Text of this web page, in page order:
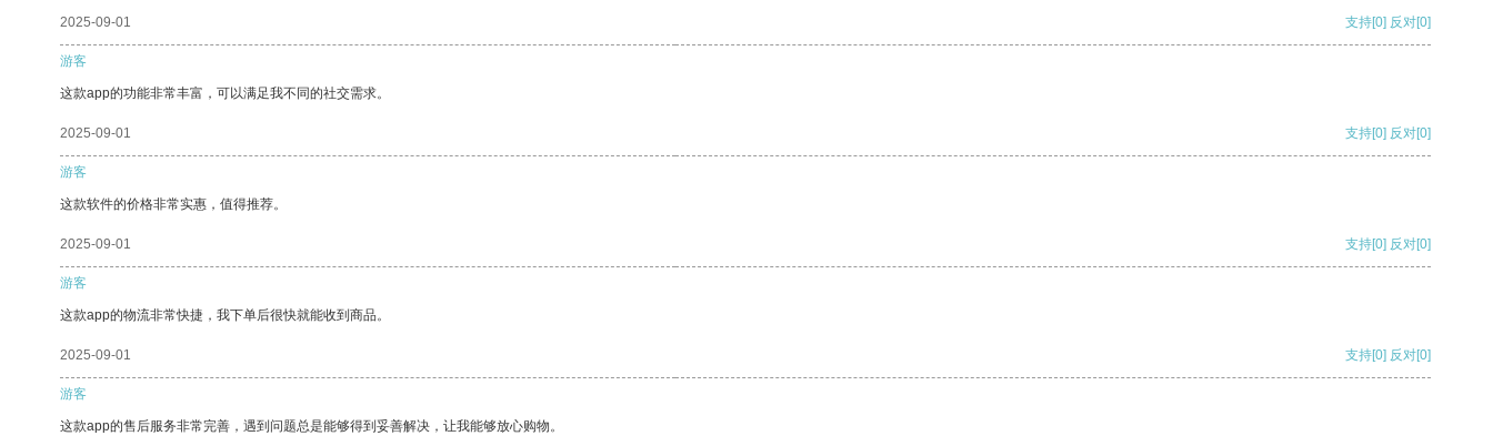
2025-09-01 支持[0] 反对[0]
游客
这款app的功能非常丰富，可以满足我不同的社交需求。
2025-09-01 支持[0] 反对[0]
游客
这款软件的价格非常实惠，值得推荐。
2025-09-01 支持[0] 反对[0]
游客
这款app的物流非常快捷，我下单后很快就能收到商品。
2025-09-01 支持[0] 反对[0]
游客
这款app的售后服务非常完善，遇到问题总是能够得到妥善解决，让我能够放心购物。